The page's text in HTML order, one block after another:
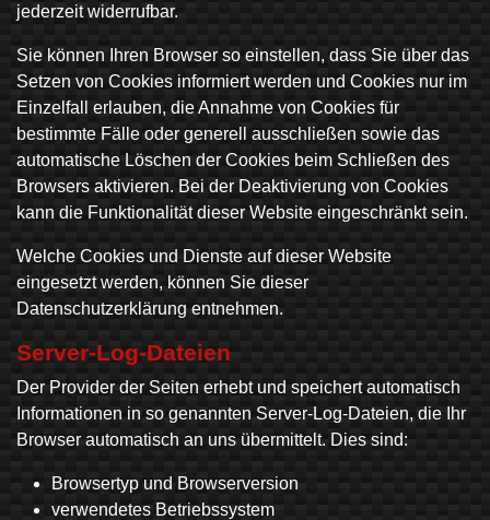
jederzeit widerrufbar.
Sie können Ihren Browser so einstellen, dass Sie über das
Setzen von Cookies informiert werden und Cookies nur im
Einzelfall erlauben, die Annahme von Cookies für
bestimmte Fälle oder generell ausschließen sowie das
automatische Löschen der Cookies beim Schließen des
Browsers aktivieren. Bei der Deaktivierung von Cookies
kann die Funktionalität dieser Website eingeschränkt sein.
Welche Cookies und Dienste auf dieser Website
eingesetzt werden, können Sie dieser
Datenschutzerklärung entnehmen.
Server-Log-Dateien
Der Provider der Seiten erhebt und speichert automatisch
Informationen in so genannten Server-Log-Dateien, die Ihr
Browser automatisch an uns übermittelt. Dies sind:
Browsertyp und Browserversion
verwendetes Betriebssystem